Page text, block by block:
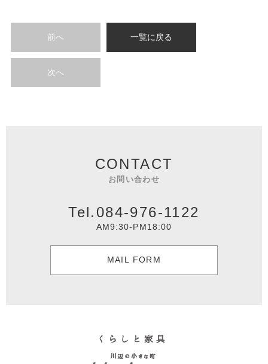
前へ 一覧に戻る
次へ
CONTACT
お問い合わせ
Tel.084-976-1122
AM9:30-PM18:00
MAIL FORM